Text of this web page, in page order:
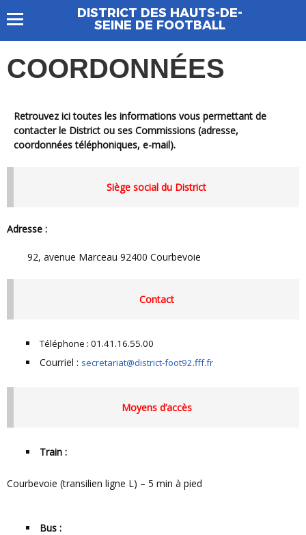
DISTRICT DES HAUTS-DE-
SEINE DE FOOTBALL
COORDONNÉES
Retrouvez ici toutes les informations vous permettant de
contacter le District ou ses Commissions (adresse,
coordonnées téléphoniques, e-mail).
Siège social du District
Adresse :
92, avenue Marceau 92400 Courbevoie
Contact
Téléphone : 01.41.16.55.00
Courriel : secretariat@district-foot92.fff.fr
Moyens d’accès
Train :
Courbevoie (transilien ligne L) – 5 min à pied
Bus :